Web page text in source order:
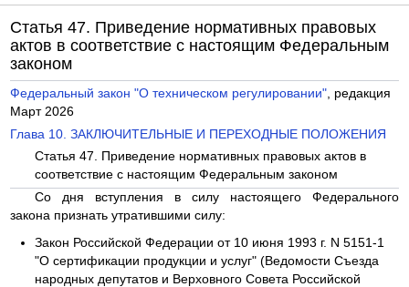
Статья 47. Приведение нормативных правовых
актов в соответствие с настоящим Федеральным
законом
Федеральный закон "О техническом регулировании", редакция
Март 2026
Глава 10. ЗАКЛЮЧИТЕЛЬНЫЕ И ПЕРЕХОДНЫЕ ПОЛОЖЕНИЯ
Статья 47. Приведение нормативных правовых актов в
соответствие с настоящим Федеральным законом
Со дня вступления в силу настоящего Федерального
закона признать утратившими силу:
Закон Российской Федерации от 10 июня 1993 г. N 5151-1
"О сертификации продукции и услуг" (Ведомости Съезда
народных депутатов и Верховного Совета Российской